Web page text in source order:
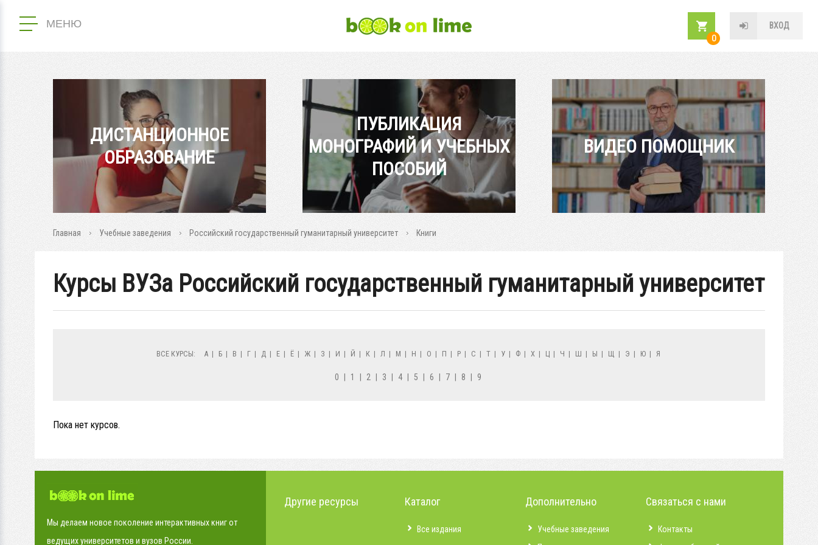
МЕНЮ
ВХОД
0
ДИСТАНЦИОННОЕ
ОБРАЗОВАНИЕ
ПУБЛИКАЦИЯ
МОНОГРАФИЙ И УЧЕБНЫХ
ПОСОБИЙ
ВИДЕО ПОМОЩНИК
Главная Учебные заведения Российский государственный гуманитарный университет Книги
Курсы ВУЗа Российский государственный гуманитарный университет
ВСЕ КУРСЫ: А | Б | В | Г | Д | Е | Ё | Ж | З | И | Й | К | Л | М | Н | О | П | Р | С | Т | У | Ф | Х | Ц | Ч | Ш | Ы | Щ | Э | Ю | Я
0 1 2 3 4 5 6 7 8 9
Пока нет курсов.
Мы делаем новое поколение интерактивных книг от
ведущих университетов и вузов России.
Другие ресурсы Каталог
Все издания
Дополнительно
Учебные заведения
Связаться с нами
Контакты